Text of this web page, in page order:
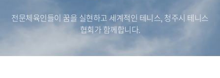
전문체육인들이 꿈을 실현하고 세계적인 테니스, 청주시 테니스
협회가 함께합니다.